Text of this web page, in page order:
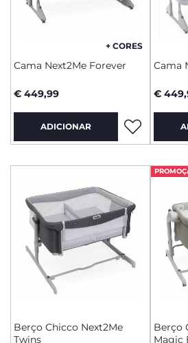
+ CORES
Cama Next2Me Forever
€ 449,99
ADICIONAR
Cama
€
Berço Chicco Next2Me
Twins
Berço
Magic